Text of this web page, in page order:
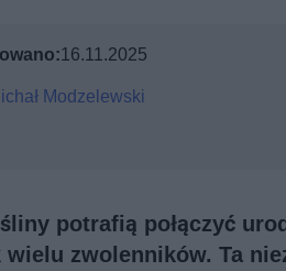
16.11.2025
Modzelewski
potrafią połączyć
wielu zwolenników. Ta